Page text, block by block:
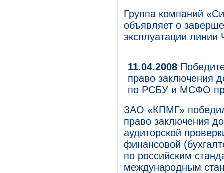
Группа компаний
объявляет о
эксплуатации
11.04.2008
право заключения
по РСБУ и МСФО
ЗАО «КПМГ»
право заключения
аудиторской
финансовой
по российским
международным